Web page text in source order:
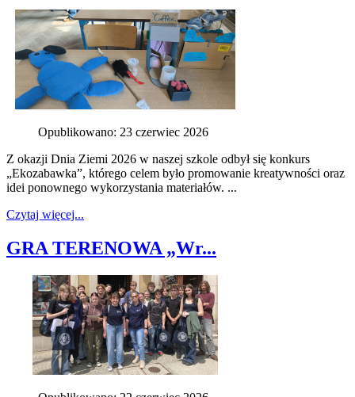
Opublikowano: 23 czerwiec 2026
Z okazji Dnia Ziemi 2026 w naszej szkole odbył się konkurs
„Ekozabawka”, którego celem było promowanie kreatywności oraz
idei ponownego wykorzystania materiałów. ...
Czytaj więcej...
GRA TERENOWA „Wr...